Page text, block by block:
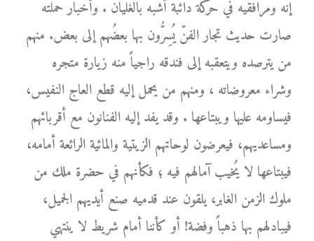
إنه ومرافقيه في حركة دائبة أشبه بالغليان . وأخبار حملته
صارت حديث تجار الفنّ يُسِرُّون بها بعضُهم إلى بعض. منهم
من يترصده ويتعقبه إلى فندقه راجياً منه زيارة متجره
وشراء معروضاته ، ومنهم من يحمل إليه قطع العاج النفيس،
فيساومه عليها ويبتاعها . وقد يفد إليه الفنانون مع أقربائهم
ومساعديهم، فيعرضون لوحاتهم الزيتية والمائية الرائعة أمامه،
فيبتاعها لا يُخيب آمالهم فيه ؛ فكأنهم في حضرة ملك من
ملوك الزمن الغابر، يلقون عند قدميه صنع أيديهم الجميل،
فيبادلهم بها ذهباً وفضة! أو كأننا أمام شريط لا ينتهي